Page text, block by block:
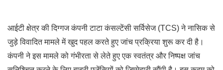
आईटी क्षेत्र की दिग्गज कंपनी टाटा कंसल्टेंसी सर्विसेज (TCS) ने नासिक से
जुड़े विवादित मामले में खुद पहल करते हुए जांच प्रक्रिया शुरू कर दी है।
कंपनी ने इस मामले को गंभीरता से लेते हुए एक स्वतंत्र और निष्पक्ष जांच